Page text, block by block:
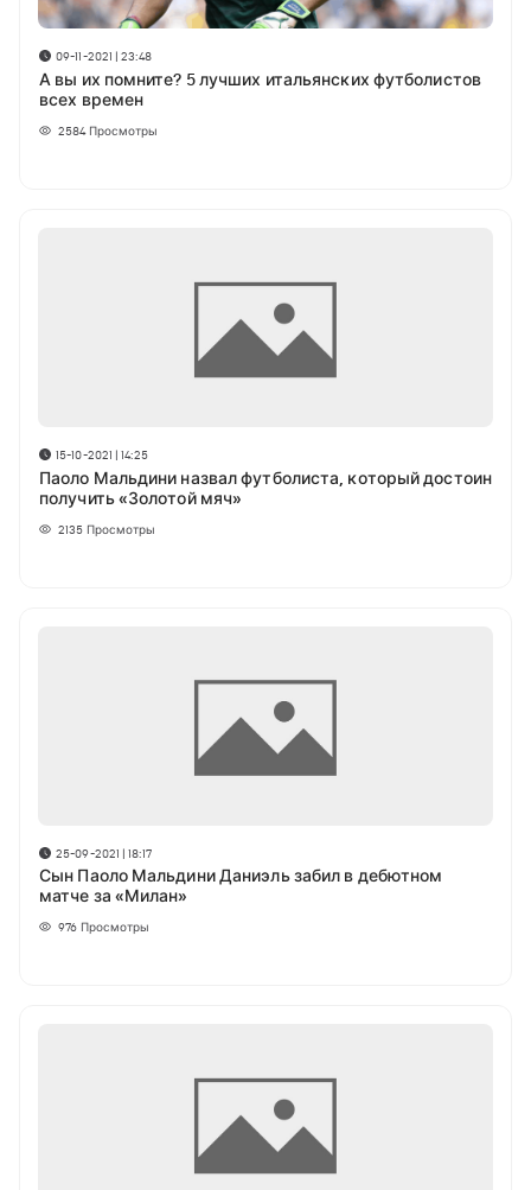
09-11-2021 | 23:48
А вы их помните? 5 лучших итальянских футболистов
всех времен
2584 Просмотры
15-10-2021 | 14:25
Паоло Мальдини назвал футболиста, который достоин
получить «Золотой мяч»
2135 Просмотры
25-09-2021 | 18:17
Сын Паоло Мальдини Даниэль забил в дебютном
матче за «Милан»
976 Просмотры